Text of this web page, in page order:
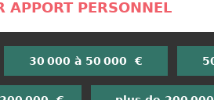
APPORT PERSONNEL
30 000 à 50 000 €